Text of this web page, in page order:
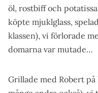
öl, rostbiff och
köpte mjuklglass,
klassen), vi förlorade
domarna var mutade…
Grillade med Robert